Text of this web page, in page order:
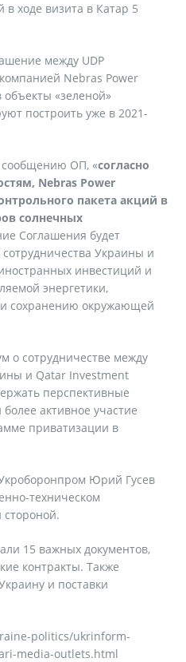
в ходе визита в Катар 5
между UDP
Nebras Power
«зеленой»
построить уже в 2021-
сообщению ОП, «согласно
Nebras Power
пакета акций в
солнечных
Соглашения будет
сотрудничества Украины и
инвестиций и
энергетики,
сохранению окружающей
о сотрудничестве между
и Qatar Investment
перспективные
активное участие
приватизации в
Юрий Гусев
техническом
стороной.
15 важных документов,
контракты. Также
и поставки
politics/ukrinform-
media-outlets.html